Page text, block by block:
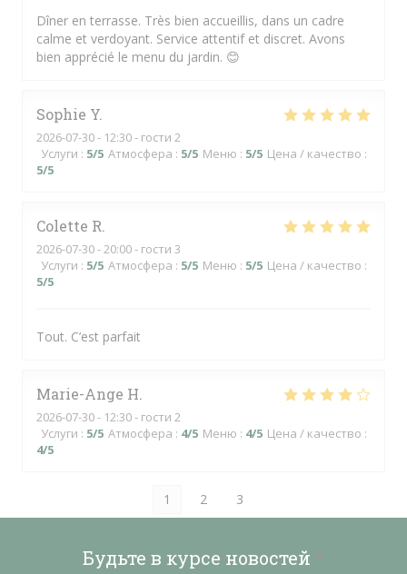
Dîner en terrasse. Très bien accueillis, dans un cadre
calme et verdoyant. Service attentif et discret. Avons
bien apprécié le menu du jardin. 😊
Sophie Y
2026-07-30- 12:30 - гости 2
Услуги : 5/5 Атмосфера : 5/5 Меню : 5/5 Цена / качество :
5/5
Colette R
2026-07-30- 20:00 - гости 3
Услуги : 5/5 Атмосфера : 5/5 Меню : 5/5 Цена / качество :
5/5
Tout. C’est parfait
Marie-Ange H
2026-07-30- 12:30 - гости 2
Услуги : 5/5 Атмосфера : 4/5 Меню : 4/5 Цена / качество :
4/5
1 2 3
Будьте в курсе новостей